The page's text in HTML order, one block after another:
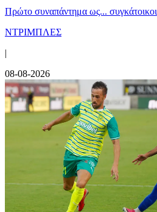
Πρώτο συναπάντημα ως... συγκάτοικοι
ΝΤΡΙΜΠΛΕΣ
|
08-08-2026